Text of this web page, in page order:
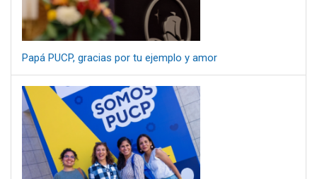
Papá PUCP, gracias por tu ejemplo y amor